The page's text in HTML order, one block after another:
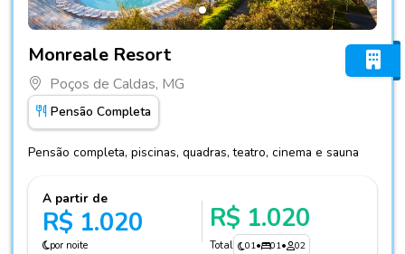
Monreale Resort
Poços de Caldas, MG
Pensão Completa
Pensão completa, piscinas, quadras, teatro, cinema e sauna
A partir de
R$ 1.020
por noite
R$ 1.020
Total 01• 01• 02